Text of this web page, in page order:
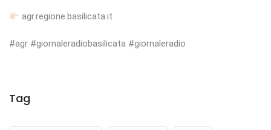
agr.regione.basilicata.it
#agr #giornaleradiobasilicata #giornaleradio
Tag